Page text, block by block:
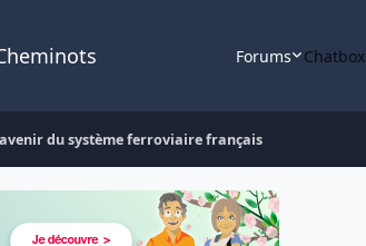
Forums Chatbox
avenir du système ferroviaire français